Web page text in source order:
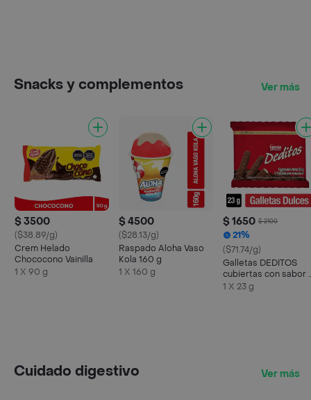
Snacks y complementos Ver más
$ 3500
($38.89/g)
Crem Helado
Chococono Vainilla
1 X 90 g
$ 4500
($28.13/g)
Raspado Aloha Vaso
Kola 160 g
1 X 160 g
$ 1650 $ 2100
21%
($71.74/g)
Galletas DEDITOS
cubiertas con sabor
chocolate x 23g
1 X 23 g
Cuidado digestivo Ver más